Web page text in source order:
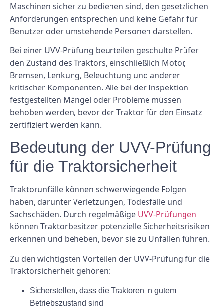
Maschinen sicher zu bedienen sind, den gesetzlichen
Anforderungen entsprechen und keine Gefahr für
Benutzer oder umstehende Personen darstellen.
Bei einer UVV-Prüfung beurteilen geschulte Prüfer
den Zustand des Traktors, einschließlich Motor,
Bremsen, Lenkung, Beleuchtung und anderer
kritischer Komponenten. Alle bei der Inspektion
festgestellten Mängel oder Probleme müssen
behoben werden, bevor der Traktor für den Einsatz
zertifiziert werden kann.
Bedeutung der UVV-Prüfung
für die Traktorsicherheit
Traktorunfälle können schwerwiegende Folgen
haben, darunter Verletzungen, Todesfälle und
Sachschäden. Durch regelmäßige UVV-Prüfungen
können Traktorbesitzer potenzielle Sicherheitsrisiken
erkennen und beheben, bevor sie zu Unfällen führen.
Zu den wichtigsten Vorteilen der UVV-Prüfung für die
Traktorsicherheit gehören:
Sicherstellen, dass die Traktoren in gutem
Betriebszustand sind